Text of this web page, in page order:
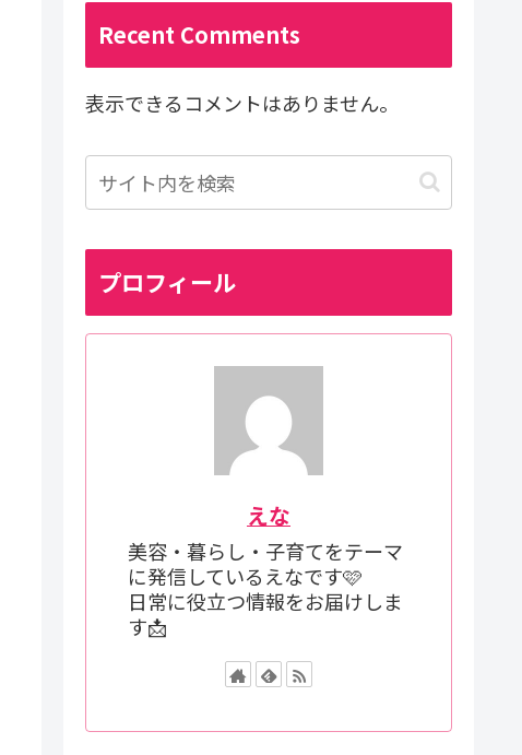
Recent Comments
表示できるコメントはありません。
プロフィール
えな
美容・暮らし・子育てをテーマ
に発信しているえなです🩷
日常に役立つ情報をお届けしま
す📩